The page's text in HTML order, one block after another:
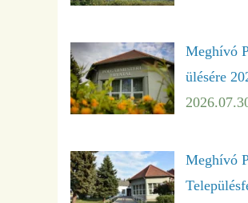
Meghívó
ülésére
Meghívó